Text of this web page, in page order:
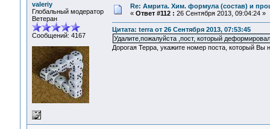
valeriy
Глобальный модератор
Ветеран
Сообщений: 4167
Re: Амрита. Хим. формула (состав) и
« Ответ #112 : 26 Сентября 2013, 09:04:24 »
Цитата: terra от 26 Сентября 2013, 07:53:45
Удалите,пожалуйста ,пост, который
Дорогая Терра, укажите номер поста, который